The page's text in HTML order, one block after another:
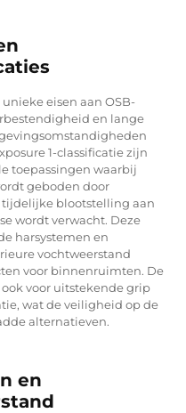
eisen aan OSB-
en lange
1-classificatie zijn
toepassingen waarbij
geboden door
blootstelling aan
wordt verwacht. Deze
harsystemen en
vochtweerstand
voor binnenruimten. De
voor uitstekende grip
wat de veiligheid op de
alternatieven.
en